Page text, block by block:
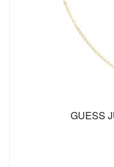
GUESS